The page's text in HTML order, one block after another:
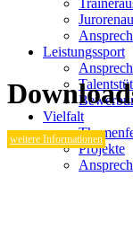
Leistungssport
Vielfalt
Projekte
weitere Informationen